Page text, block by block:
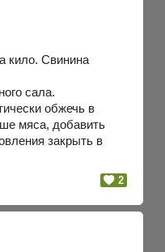
кило. Свинина
сала.
обжечь в
мяса, добавить
закрыть в
2